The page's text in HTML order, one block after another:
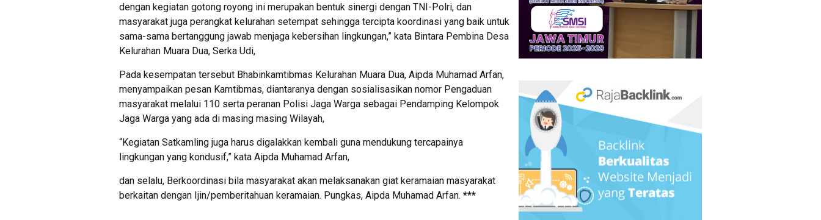
dengan kegiatan gotong royong ini merupakan bentuk sinergi dengan TNI-Polri, dan
masyarakat juga perangkat kelurahan setempat sehingga tercipta koordinasi yang baik untuk
sama-sama bertanggung jawab menjaga kebersihan lingkungan,” kata Bintara Pembina Desa
Kelurahan Muara Dua, Serka Udi,
Pada kesempatan tersebut Bhabinkamtibmas Kelurahan Muara Dua, Aipda Muhamad Arfan,
menyampaikan pesan Kamtibmas, diantaranya dengan sosialisasikan nomor Pengaduan
masyarakat melalui 110 serta peranan Polisi Jaga Warga sebagai Pendamping Kelompok
Jaga Warga yang ada di masing masing Wilayah,
“Kegiatan Satkamling juga harus digalakkan kembali guna mendukung tercapainya
lingkungan yang kondusif,” kata Aipda Muhamad Arfan,
dan selalu, Berkoordinasi bila masyarakat akan melaksanakan giat keramaian masyarakat
berkaitan dengan Ijin/pemberitahuan keramaian. Pungkas, Aipda Muhamad Arfan. ***